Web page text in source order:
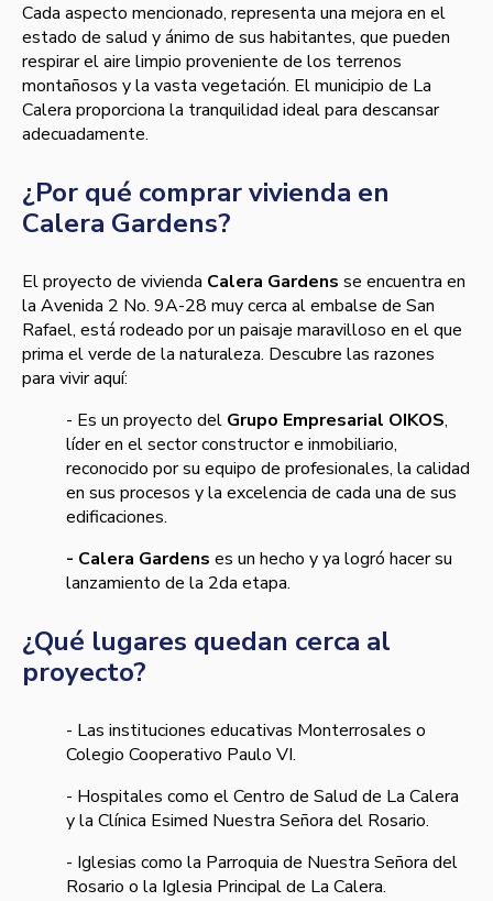
Cada aspecto mencionado, representa una mejora en el
estado de salud y ánimo de sus habitantes, que pueden
respirar el aire limpio proveniente de los terrenos
montañosos y la vasta vegetación. El municipio de La
Calera proporciona la tranquilidad ideal para descansar
adecuadamente.
¿Por qué comprar vivienda en
Calera Gardens?
El proyecto de vivienda Calera Gardens se encuentra en
la Avenida 2 No. 9A-28 muy cerca al embalse de San
Rafael, está rodeado por un paisaje maravilloso en el que
prima el verde de la naturaleza. Descubre las razones
para vivir aquí:
- Es un proyecto del Grupo Empresarial OIKOS,
líder en el sector constructor e inmobiliario,
reconocido por su equipo de profesionales, la calidad
en sus procesos y la excelencia de cada una de sus
edificaciones.
- Calera Gardens es un hecho y ya logró hacer su
lanzamiento de la 2da etapa.
¿Qué lugares quedan cerca al
proyecto?
- Las instituciones educativas Monterrosales o
Colegio Cooperativo Paulo VI.
- Hospitales como el Centro de Salud de La Calera
y la Clínica Esimed Nuestra Señora del Rosario.
- Iglesias como la Parroquia de Nuestra Señora del
Rosario o la Iglesia Principal de La Calera.